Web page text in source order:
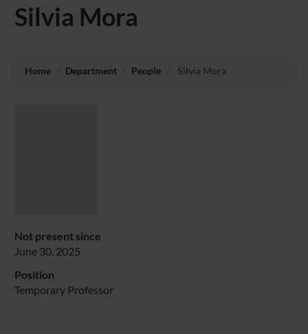
Silvia Mora
Home Department People Silvia Mora
Not present since
June 30, 2025
Position
Temporary Professor